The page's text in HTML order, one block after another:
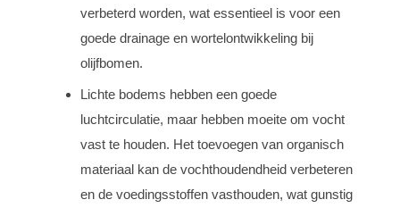
verbeterd worden, wat essentieel is voor een
goede drainage en wortelontwikkeling bij
olijfbomen.
Lichte bodems hebben een goede
luchtcirculatie, maar hebben moeite om vocht
vast te houden. Het toevoegen van organisch
materiaal kan de vochthoudendheid verbeteren
en de voedingsstoffen vasthouden, wat gunstig